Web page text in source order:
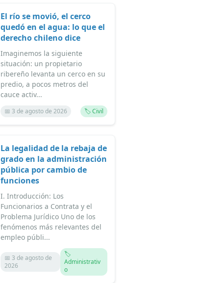
El río se movió, el cerco
quedó en el agua: lo que el
derecho chileno dice
Imaginemos la siguiente
situación: un propietario
ribereño levanta un cerco en su
predio, a pocos metros del
cauce activ...
📅 3 de agosto de 2026 🏷️ Civil
La legalidad de la rebaja de
grado en la administración
pública por cambio de
funciones
I. Introducción: Los
Funcionarios a Contrata y el
Problema Jurídico Uno de los
fenómenos más relevantes del
empleo públi...
📅 3 de agosto de
2026
🏷️
Administrativ
o